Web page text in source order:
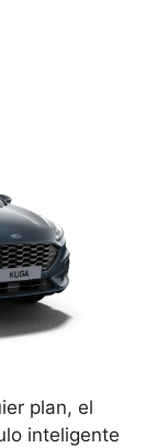
plan, el
inteligente